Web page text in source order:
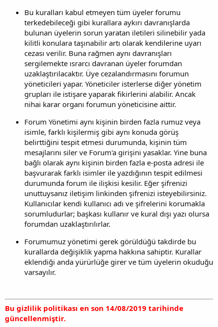
Bu kuralları kabul etmeyen tüm üyeler forumu
terkedebileceği gibi kurallara aykırı davranışlarda
bulunan üyelerin sorun yaratan iletileri silinebilir yada
kilitli konulara taşınabilir artı olarak kendilerine uyarı
cezası verilir. Buna rağmen aynı davranışları
sergilemekte ısrarcı davranan üyeler forumdan
uzaklaştırılacaktır. Üye cezalandırmasını forumun
yöneticileri yapar. Yöneticiler isterlerse diğer yönetim
grupları ile istişare yaparak fikirlerini alabilir. Ancak
nihai karar organı forumun yöneticisine aittir.
Forum Yönetimi aynı kişinin birden fazla rumuz veya
isimle, farklı kişilermiş gibi aynı konuda görüş
belirttiğini tespit etmesi durumunda, kişinin tüm
mesajlarını siler ve Forum'a girişini yasaklar. Yine buna
bağlı olarak aynı kişinin birden fazla e-posta adresi ile
başvurarak farklı isimler ile yazdığının tespit edilmesi
durumunda forum ile ilişkisi kesilir. Eğer şifrenizi
unuttuysanız iletişim linkinden şifrenizi isteyebilirsiniz.
Kullanıcılar kendi kullanıcı adı ve şifrelerini korumakla
sorumludurlar; başkası kullanır ve kural dışı yazı olursa
forumdan uzaklaştırılırlar.
Forumumuz yönetimi gerek görüldüğü takdirde bu
kurallarda değişiklik yapma hakkına sahiptir. Kurallar
eklendiği anda yürürlüğe girer ve tüm üyelerin okuduğu
varsayılır.
Bu gizlilik politikası en son 14/08/2019 tarihinde
güncellenmiştir.